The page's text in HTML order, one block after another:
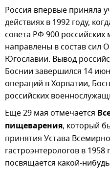
Россия впервые приняла
действиях в 1992 году,
совета РФ 900
направлены в состав сил
Югославии. Вывод
Боснии завершился 14
операций в Хорватии,
российских
Еще 29 мая отмечается
пищеварения, который
принятия Устава
гастроэнтерологов в
посвящается какой-